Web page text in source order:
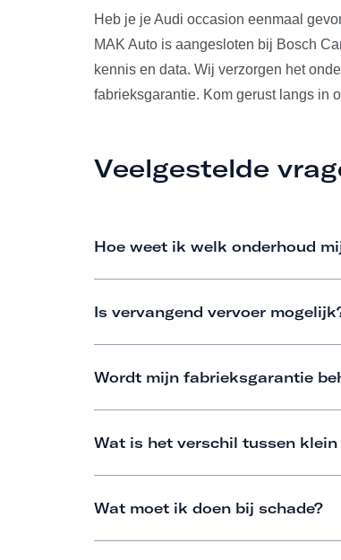
Heb je je Audi occasion eenmaal
MAK Auto is aangesloten bij Bosch
kennis en data. Wij verzorgen het
fabrieksgarantie. Kom gerust langs in
Veelgestelde
Hoe weet ik welk onderhoud
Is vervangend vervoer
Wordt mijn fabrieksgarantie
Wat is het verschil tussen
Wat moet ik doen bij schade?